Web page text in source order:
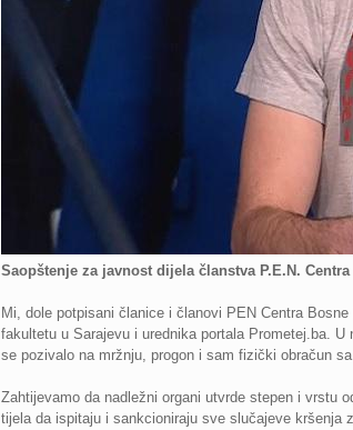
Saopštenje za javnost dijela članstva P.E.N.
Mi, dole potpisani članice i članovi PEN Centra
fakultetu u Sarajevu i urednika portala Prometej.ba.
se pozivalo na mržnju, progon i sam fizički obračun
Zahtijevamo da nadležni organi utvrde stepen i vrstu
tijela da ispitaju i sankcioniraju sve slučajeve kršenja